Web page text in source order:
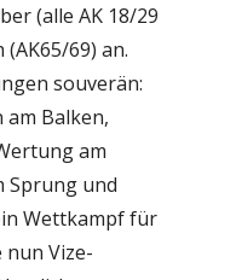
(alle AK 18/29
69) an.
souverän:
Balken,
am
Sprung und
Wettkampf für
nun Vize-